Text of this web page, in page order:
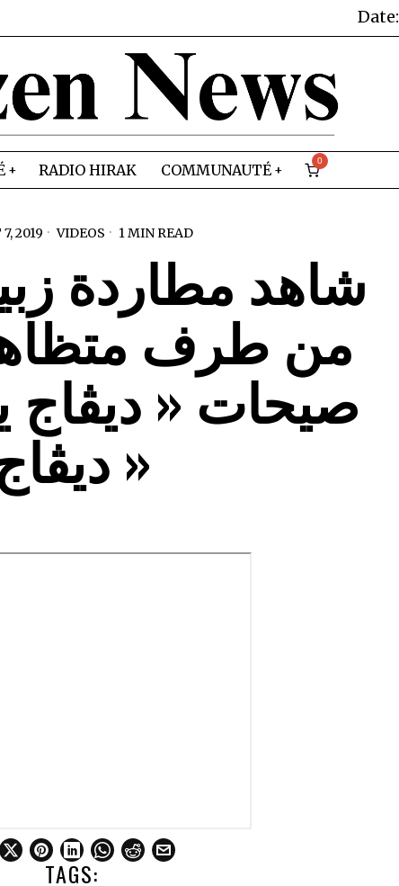
Date:
RADIO HIRAK COMMUNAUTÉ
0
2019 VIDEOS 1 MIN READ
شاهد مطاردة
من طرف
صيحات « ديڨاج
ديڨاج »
TAGS: